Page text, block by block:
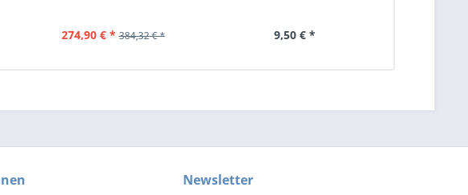
274,90 € * 384,32 € * 9,50 € *
Newsletter